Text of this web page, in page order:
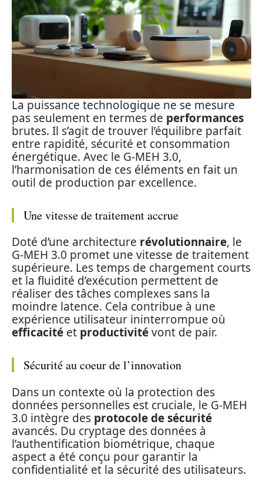
La puissance technologique ne se mesure
pas seulement en termes de performances
brutes. Il s’agit de trouver l’équilibre parfait
entre rapidité, sécurité et consommation
énergétique. Avec le G-MEH 3.0,
l’harmonisation de ces éléments en fait un
outil de production par excellence.
Une vitesse de traitement accrue
Doté d’une architecture révolutionnaire, le
G-MEH 3.0 promet une vitesse de traitement
supérieure. Les temps de chargement courts
et la fluidité d’exécution permettent de
réaliser des tâches complexes sans la
moindre latence. Cela contribue à une
expérience utilisateur ininterrompue où
efficacité et productivitévont de pair.
Sécurité au coeur de l’innovation
Dans un contexte où la protection des
données personnelles est cruciale, le G-MEH
3.0 intègre des protocole de sécurité
avancés. Du cryptage des données à
l’authentification biométrique, chaque
aspect a été conçu pour garantir la
confidentialité et la sécurité des utilisateurs.